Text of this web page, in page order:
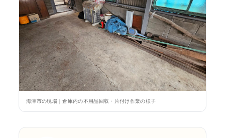
海津市の現場｜倉庫内の不用品回収・片付け作業の様子